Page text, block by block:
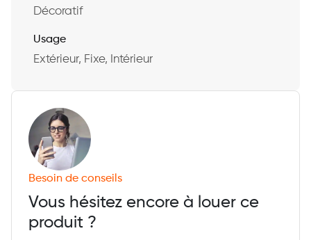
Décoratif
Usage
Extérieur, Fixe, Intérieur
Besoin de conseils
Vous hésitez encore à louer ce
produit ?